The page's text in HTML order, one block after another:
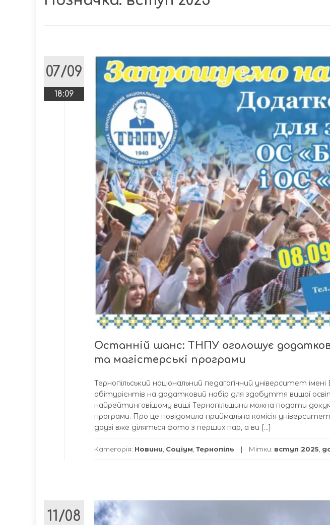
07/09
18:09
Останній шанс: ТНПУ оголошує
та магістерські програми
Тернопільський національний педагогічний університет
абітурієнтів на додатковий набір для здобуття вищої
найрейтинговішому виші Тернопільщини можна подати
програми. Про це повідомила приймальна комісія
друзі вже діляться фото з перших пар, а ви […]
Категорія: Новини Соціум Тернопіль Мітки: вступ 2025
11/08